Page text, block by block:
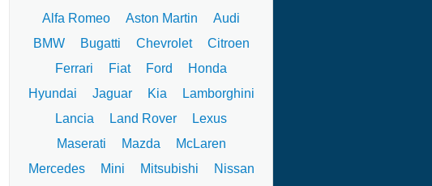
Alfa Romeo Aston Martin
Audi
BMW
Bugatti Chevrolet
Citroen
Ferrari
Fiat Ford
Honda
Hyundai
Jaguar Kia
Lamborghini
Lancia
Land Rover
Lexus
Maserati
Mazda
McLaren
Mercedes
Mini Mitsubishi
Nissan